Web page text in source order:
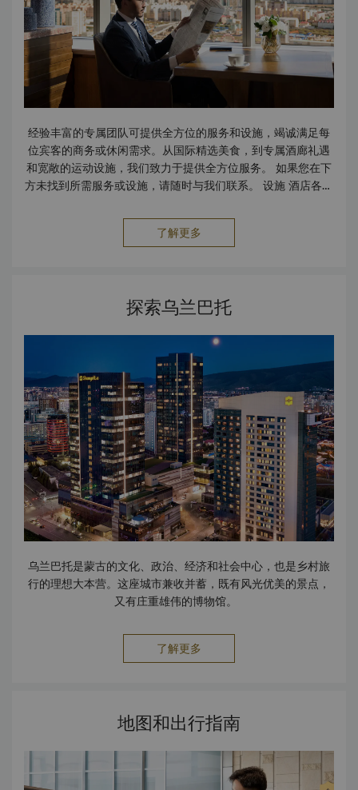
经验丰富的专属团队可提供全方位的服务和设施，竭诚满足每
位宾客的商务或休闲需求。从国际精选美食，到专属酒廊礼遇
和宽敞的运动设施，我们致力于提供全方位服务。 如果您在下
方未找到所需服务或设施，请随时与我们联系。 设施 酒店各处
游泳池、热水漩涡浴缸、桑拿浴室和蒸汽房 Oracle 水疗和诊
了解更多
探索乌兰巴托
乌兰巴托是蒙古的文化、政治、经济和社会中心，也是乡村旅
行的理想大本营。这座城市兼收并蓄，既有风光优美的景点，
了解更多
地图和出行指南